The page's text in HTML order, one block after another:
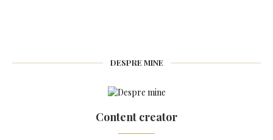
DESPRE MINE
Content creator